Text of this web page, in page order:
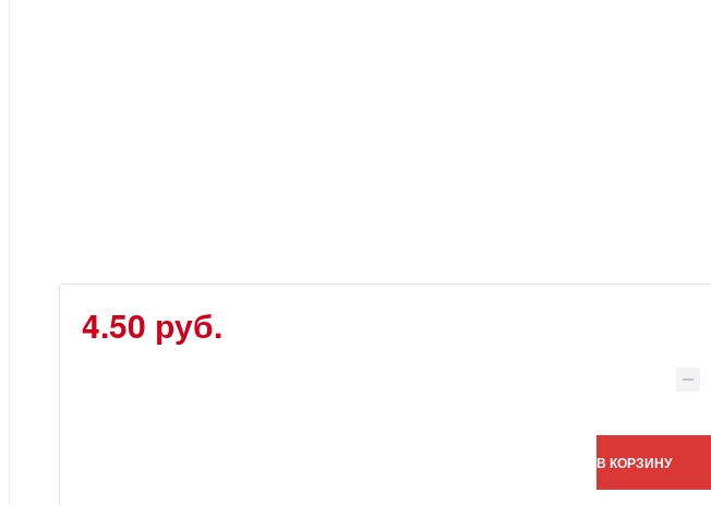
4.50 руб.
В КОРЗИНУ